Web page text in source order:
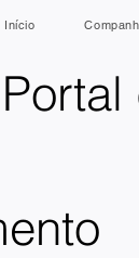
Portal
Início